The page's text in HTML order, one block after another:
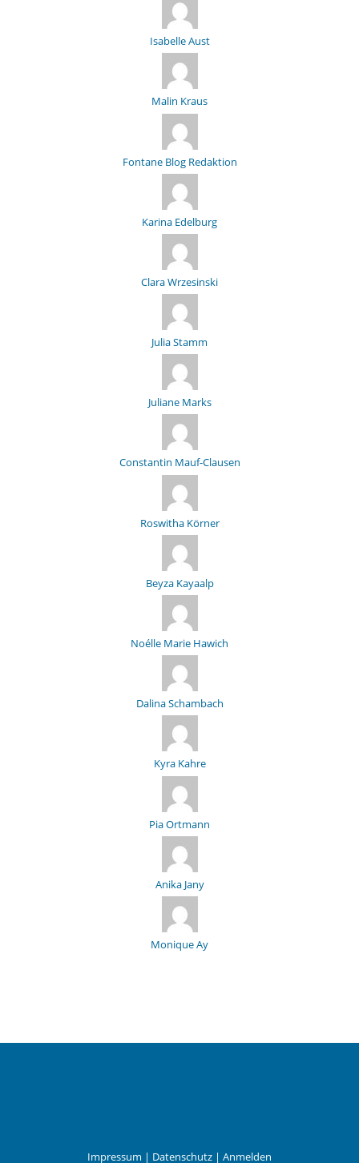
Isabelle Aust
Malin Kraus
Fontane Blog Redaktion
Karina Edelburg
Clara Wrzesinski
Julia Stamm
Juliane Marks
Constantin Mauf-Clausen
Roswitha Körner
Beyza Kayaalp
Noélle Marie Hawich
Dalina Schambach
Kyra Kahre
Pia Ortmann
Anika Jany
Monique Ay
Impressum | Datenschutz | Anmelden